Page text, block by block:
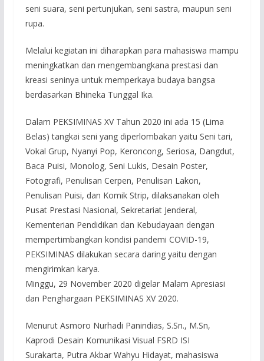
seni suara, seni pertunjukan, seni sastra, maupun seni
rupa.
Melalui kegiatan ini diharapkan para mahasiswa mampu
meningkatkan dan mengembangkana prestasi dan
kreasi seninya untuk memperkaya budaya bangsa
berdasarkan Bhineka Tunggal Ika.
Dalam PEKSIMINAS XV Tahun 2020 ini ada 15 (Lima
Belas) tangkai seni yang diperlombakan yaitu Seni tari,
Vokal Grup, Nyanyi Pop, Keroncong, Seriosa, Dangdut,
Baca Puisi, Monolog, Seni Lukis, Desain Poster,
Fotografi, Penulisan Cerpen, Penulisan Lakon,
Penulisan Puisi, dan Komik Strip, dilaksanakan oleh
Pusat Prestasi Nasional, Sekretariat Jenderal,
Kementerian Pendidikan dan Kebudayaan dengan
mempertimbangkan kondisi pandemi COVID-19,
PEKSIMINAS dilakukan secara daring yaitu dengan
mengirimkan karya.
Minggu, 29 November 2020 digelar Malam Apresiasi
dan Penghargaan PEKSIMINAS XV 2020.
Menurut Asmoro Nurhadi Panindias, S.Sn., M.Sn,
Kaprodi Desain Komunikasi Visual FSRD ISI
Surakarta, Putra Akbar Wahyu Hidayat, mahasiswa